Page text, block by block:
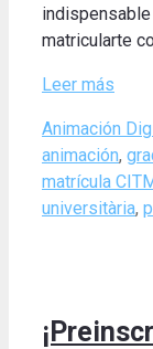
matricularte
Leer más
Categories
Animación
animación,
matrícula
universitària,